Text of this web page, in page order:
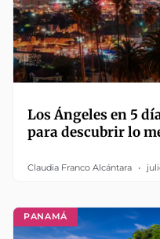
Los Ángeles en 5
para descubrir lo
Claudia Franco Alcántara
PANAMÁ